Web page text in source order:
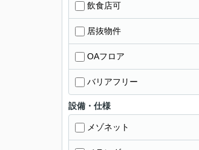
飲食店可
居抜物件
OAフロア
バリアフリー
設備・仕様
メゾネット